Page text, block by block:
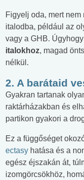
Figyelj oda, mert
italodba, például az
vagy a GHB.
italokhoz, magad
nélkül.
2. A barátaid
Gyakran tartanak
raktárházakban és
partikon gyakori a
Ez a függőséget
ectasy hatása és a
egész éjszakán át,
izomgörcsökhöz,